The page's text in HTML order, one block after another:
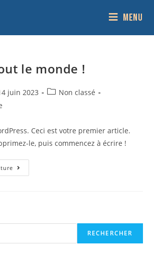
Menu
le monde !
juin 2023
Non classé
Ceci est votre premier article.
le, puis commencez à écrire !
RECHERCHER